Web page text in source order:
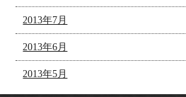
2013年7月
2013年6月
2013年5月